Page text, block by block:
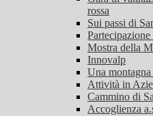
rossa
Sui passi di
Mostra della
Innovalp
Una montagna
Attività in
Cammino di
Accoglienza